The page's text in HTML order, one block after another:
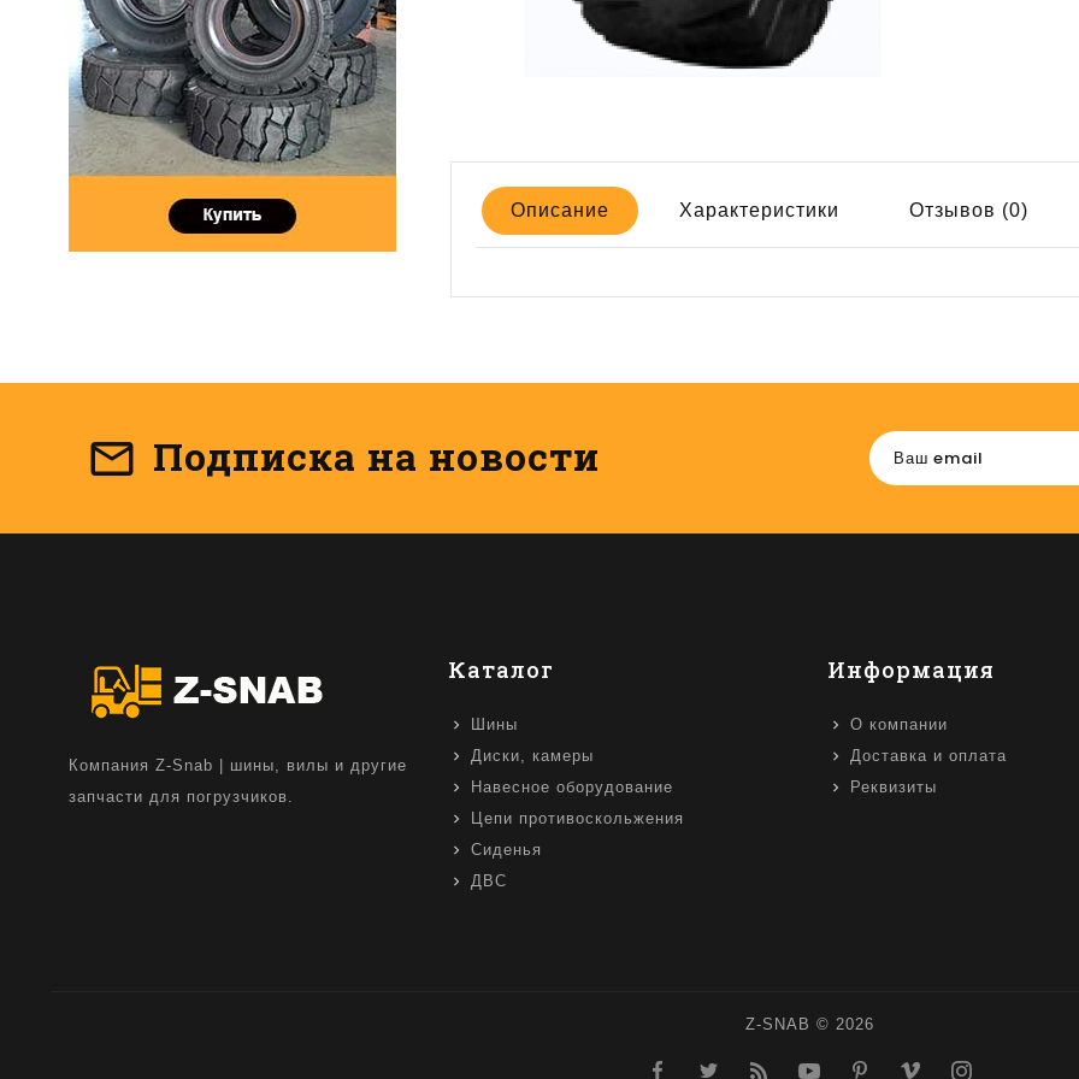
Описание Характеристики Отзывов (0)
Подписка на новости
Компания Z-Snab | шины, вилы и другие
запчасти для погрузчиков.
Каталог
Шины
Диски, камеры
Навесное оборудование
Цепи противоскольжения
Сиденья
ДВС
Информация
О компании
Доставка и оплата
Реквизиты
Z-SNAB © 2026